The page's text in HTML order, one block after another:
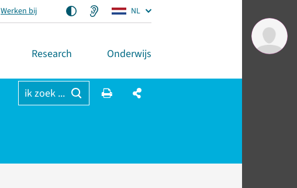
Werken bij NL
Research Onderwijs
ik zoek ...